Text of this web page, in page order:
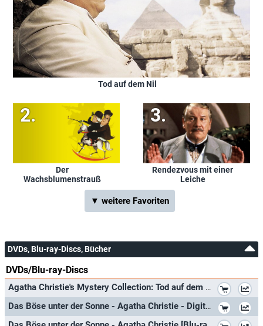
Tod auf dem Nil
Der
Wachsblumenstrauß
Rendezvous mit einer
Leiche
▼ weitere Favoriten
DVDs, Blu-ray-Discs, Bücher
DVDs/Blu-ray-Discs
Agatha Christie's Mystery Collection: Tod auf dem Nil / Mord im Spiegel / Das Böse unter der Sonne [3 DVDs]
Das Böse unter der Sonne - Agatha Christie - Digital Remastered